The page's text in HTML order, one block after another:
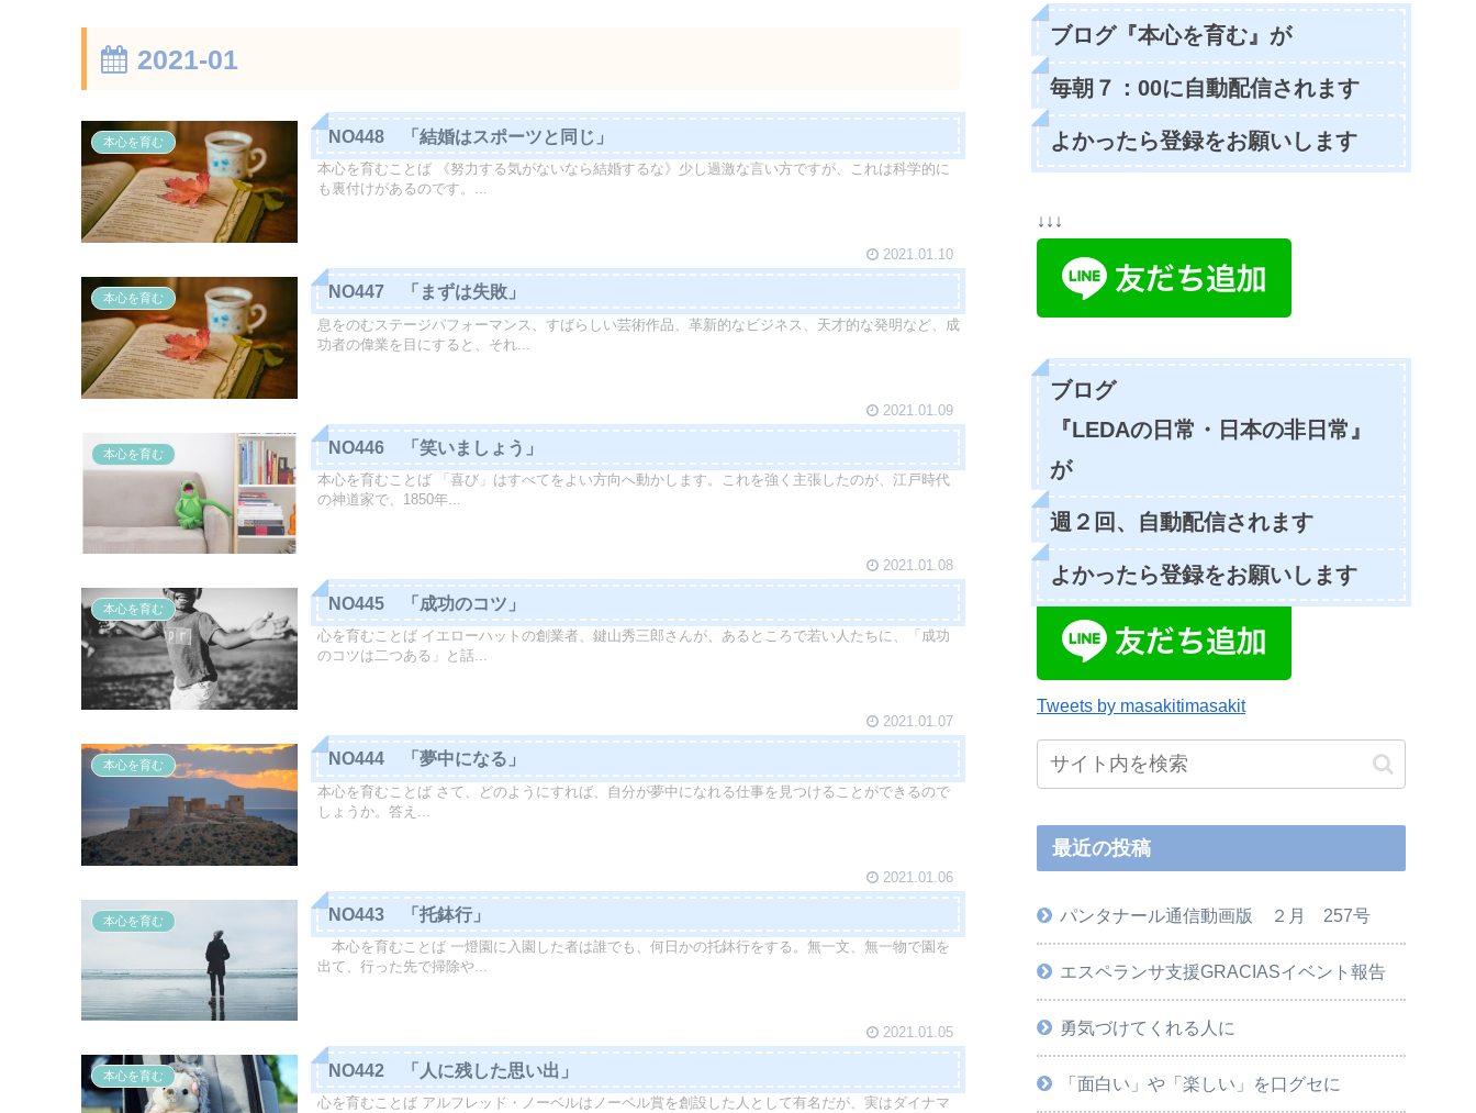
2021-01
本心を育む NO448 「結婚はスポーツと同じ」
本心を育むことば 《努力する気がないなら結婚するな》少し過激な言い方ですが、これは科学的に
も裏付けがあるのです。...
2021.01.10
本心を育む NO447 「まずは失敗」
息をのむステージパフォーマンス、すばらしい芸術作品、革新的なビジネス、天才的な発明など、成
功者の偉業を目にすると、それ...
2021.01.09
本心を育む NO446 「笑いましょう」
本心を育むことば 「喜び」はすべてをよい方向へ動かします。これを強く主張したのが、江戸時代
の神道家で、1850年...
2021.01.08
本心を育む NO445 「成功のコツ」
心を育むことば イエローハットの創業者、鍵山秀三郎さんが、あるところで若い人たちに、「成功
のコツは二つある」と話...
2021.01.07
本心を育む NO444 「夢中になる」
本心を育むことば さて、どのようにすれば、自分が夢中になれる仕事を見つけることができるので
しょうか。答え...
2021.01.06
本心を育む NO443 「托鉢行」
本心を育むことば 一燈園に入園した者は誰でも、何日かの托鉢行をする。無一文、無一物で園を
出て、行った先で掃除や...
2021.01.05
本心を育む NO442 「人に残した思い出」
心を育むことば アルフレッド・ノーベルはノーベル賞を創設した人として有名だが、実はダイナマ
ブログ『本心を育む』が
毎朝７：00に自動配信されます
よかったら登録をお願いします
↓↓↓
ブログ
『LEDAの日常・日本の非日常』
が
週２回、自動配信されます
よかったら登録をお願いします
Tweets by masakitimasakit
最近の投稿
パンタナール通信動画版 ２月 257号
エスペランサ支援GRACIASイベント報告
勇気づけてくれる人に
「面白い」や「楽しい」を口グセに